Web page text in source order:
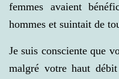
femmes avaient
hommes et suintait de
Je suis consciente que
malgré votre haut